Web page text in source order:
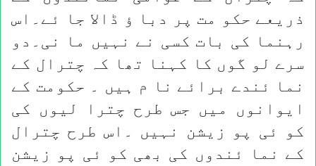
ذریعے حکو مت پر دبا ؤ ڈالا جا ئے۔اس
رہنما کی بات کسی نے نہیں ما نی۔دو
سرے لو گوں کا کہنا تھا کہ چترال کے
نما ئندے برائے نا م ہیں ۔ حکومت کے
ایوانوں میں جس طرح چترا لیوں کی
کو ئی پو زیشن نہیں ۔اس طرح چترال
کے نما ئندوں کی بھی کو ئی پو زیشن